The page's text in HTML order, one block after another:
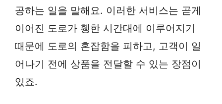
공하는 일을 말해요. 이러한 서비스는 곧게
이어진 도로가 휑한 시간대에 이루어지기
때문에 도로의 혼잡함을 피하고, 고객이 일
어나기 전에 상품을 전달할 수 있는 장점이
있죠.